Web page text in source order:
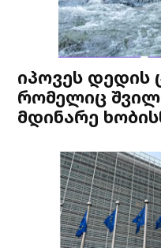
იპოვეს დედის
რომელიც
მდინარე